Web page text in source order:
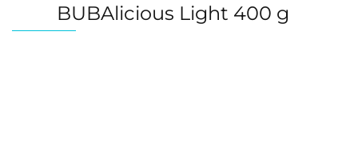
BUBAlicious Light 400 g